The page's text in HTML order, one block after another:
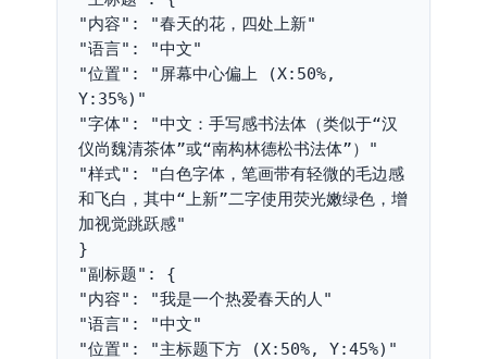
"内容": "春天的花，四处上新"
"语言": "中文"
"位置": "屏幕中心偏上 (X:50%,
Y:35%)"
"字体": "中文：手写感书法体（类似于“汉
仪尚魏清茶体”或“南构林德松书法体”）"
"样式": "白色字体，笔画带有轻微的毛边感
和飞白，其中“上新”二字使用荧光嫩绿色，增
加视觉跳跃感"
}
"副标题": {
"内容": "我是一个热爱春天的人"
"语言": "中文"
"位置": "主标题下方 (X:50%, Y:45%)"